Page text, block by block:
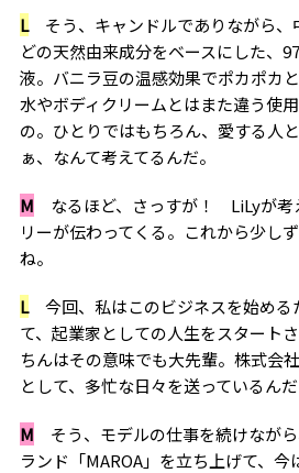
Lそう、キャンドルでありながら、
どの天然由来成分をベースにした、
液。バニラ豆の温感効果でポカポカ
水やボディクリームとはまた違う使
の。ひとりではもちろん、愛する人
ぁ、なんて考えてるんだ。
M なるほど、さっすが！ LiLyが考
リーが伝わってくる。これから少し
ね。
L今回、私はこのビジネスを始める
て、起業家としての人生をスタート
ちんはその意味でも大先輩。株式会
として、多忙な日々を送っているんだ
M そう、モデルの仕事を続けなが
ランド「MAROA」を立ち上げて、